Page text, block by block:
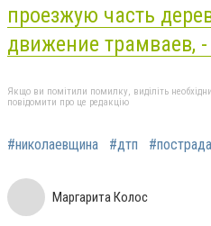
проезжую часть
движение трамваев,
Якщо ви помітили помилку, виділіть
повідомити про це редакцію
#николаевщина #дтп
Маргарита Колос